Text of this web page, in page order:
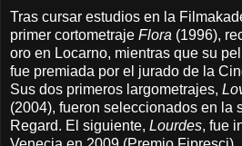
Tras cursar estudios en la
primer cortometraje Flora (1996),
oro en Locarno, mientras que su
fue premiada por el jurado de la
Sus dos primeros largometrajes,
(2004), fueron seleccionados en la
Regard. El siguiente, Lourdes, fue